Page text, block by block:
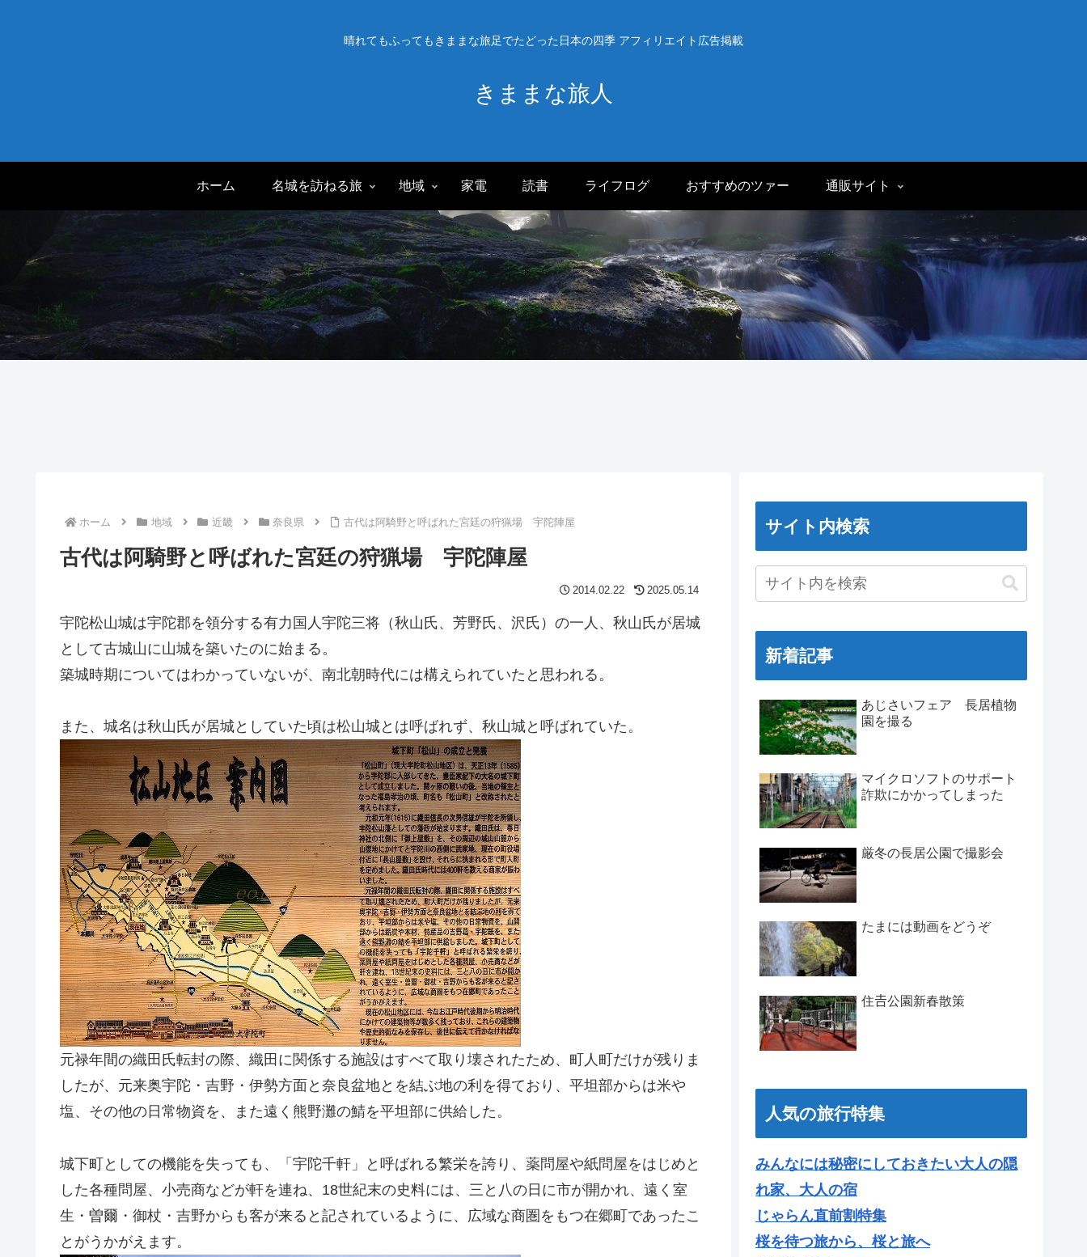
晴れてもふってもきままな旅足でたどった日本の四季 アフィリエイト広告掲載
きままな旅人
ホーム 名城を訪ねる旅 地域 家電 読書 ライフログ おすすめのツァー 通販サイト
ホーム 地域 近畿 奈良県 古代は阿騎野と呼ばれた宮廷の狩猟場 宇陀陣屋
古代は阿騎野と呼ばれた宮廷の狩猟場 宇陀陣屋
2014.02.22 2025.05.14
宇陀松山城は宇陀郡を領分する有力国人宇陀三将（秋山氏、芳野氏、沢氏）の一人、秋山氏が居城
として古城山に山城を築いたのに始まる。
築城時期についてはわかっていないが、南北朝時代には構えられていたと思われる。
また、城名は秋山氏が居城としていた頃は松山城とは呼ばれず、秋山城と呼ばれていた。
元禄年間の織田氏転封の際、織田に関係する施設はすべて取り壊されたため、町人町だけが残りま
したが、元来奥宇陀・吉野・伊勢方面と奈良盆地とを結ぶ地の利を得ており、平坦部からは米や
塩、その他の日常物資を、また遠く熊野灘の鯖を平坦部に供給した。
城下町としての機能を失っても、「宇陀千軒」と呼ばれる繁栄を誇り、薬問屋や紙問屋をはじめと
した各種問屋、小売商などが軒を連ね、18世紀末の史料には、三と八の日に市が開かれ、遠く室
生・曽爾・御杖・吉野からも客が来ると記されているように、広域な商圏をもつ在郷町であったこ
とがうかがえます。
サイト内検索
新着記事
あじさいフェア 長居植物
園を撮る
マイクロソフトのサポート
詐欺にかかってしまった
厳冬の長居公園で撮影会
たまには動画をどうぞ
住𠮷公園新春散策
人気の旅行特集
みんなには秘密にしておきたい大人の隠
れ家、大人の宿
じゃらん直前割特集
桜を待つ旅から、桜と旅へ